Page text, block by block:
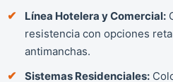
Línea Hotelera y Comercial:
resistencia con opciones
antimanchas.
Sistemas Residenciales: